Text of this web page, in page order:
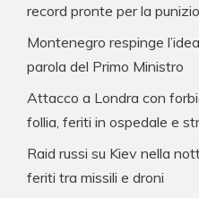
record pronte per la
Montenegro respinge
parola del Primo Ministro
Attacco a Londra con
follia, feriti in ospedale e
Raid russi su Kiev nella
feriti tra missili e droni